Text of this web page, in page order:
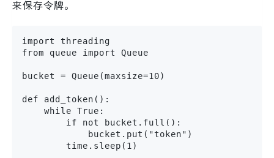
来保存令牌。
import threading
from queue import Queue
bucket = Queue(maxsize=10)
def add_token():
    while True:
        if not bucket.full():
            bucket.put("token")
        time.sleep(1)